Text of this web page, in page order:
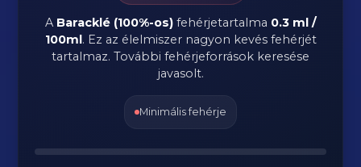
A Baracklé (100%-os)fehérjetartalma 0.3 ml /
100ml. Ez az élelmiszer nagyon kevés fehérjét
tartalmaz. További fehérjeforrások keresése
javasolt.
Minimális fehérje